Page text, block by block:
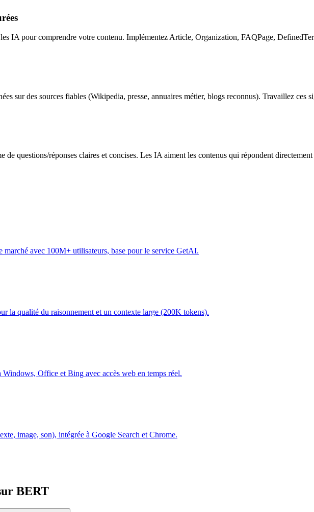
IA pour comprendre votre contenu. Implémentez Article, Organization, FAQPage,
sur des sources fiables (Wikipedia, presse, annuaires métier, blogs reconnus). Travaillez ces
de questions/réponses claires et concises. Les IA aiment les contenus qui répondent
avec 100M+ utilisateurs, base pour le service GetAI.
la qualité du raisonnement et un contexte large (200K tokens).
Office et Bing avec accès web en temps réel.
image, son), intégrée à Google Search et Chrome.
BERT